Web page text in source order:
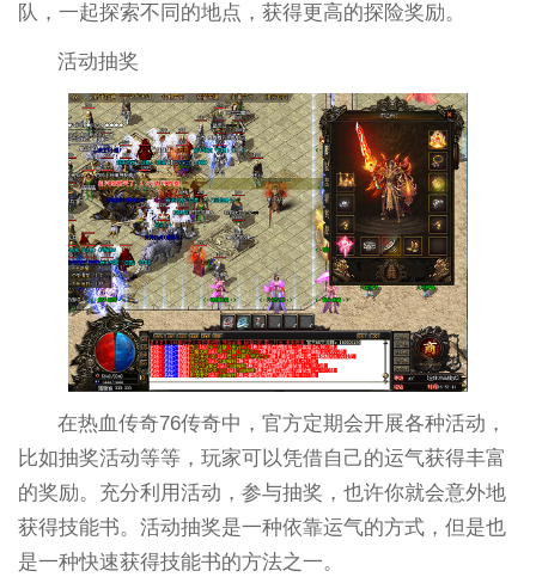
队，一起探索不同的地点，获得更高的探险奖励。
活动抽奖
在热血传奇76传奇中，官方定期会开展各种活动，
比如抽奖活动等等，玩家可以凭借自己的运气获得丰富
的奖励。充分利用活动，参与抽奖，也许你就会意外地
获得技能书。活动抽奖是一种依靠运气的方式，但是也
是一种快速获得技能书的方法之一。